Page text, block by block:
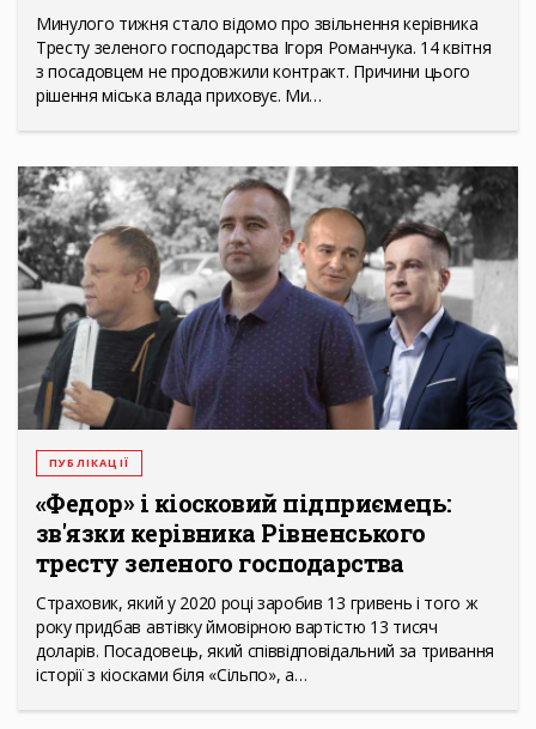
Минулого тижня стало відомо про звільнення керівника
Тресту зеленого господарства Ігоря Романчука. 14 квітня
з посадовцем не продовжили контракт. Причини цього
рішення міська влада приховує. Ми…
ПУБЛІКАЦІЇ
«Федор» і кіосковий підприємець:
зв'язки керівника Рівненського
тресту зеленого господарства
Страховик, який у 2020 році заробив 13 гривень і того ж
року придбав автівку ймовірною вартістю 13 тисяч
доларів. Посадовець, який співвідповідальний за тривання
історії з кіосками біля «Сільпо», а…